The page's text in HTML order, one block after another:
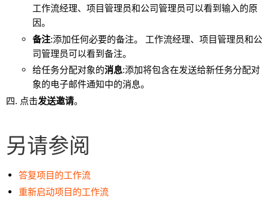
工作流经理、项目管理员和公司管理员可以看到输入的原
因。
备注:添加任何必要的备注。 工作流经理、项目管理员和公
司管理员可以看到备注。
给任务分配对象的消息:添加将包含在发送给新任务分配对
象的电子邮件通知中的消息。
点击发送邀请。
另请参阅
答复项目的工作流
重新启动项目的工作流